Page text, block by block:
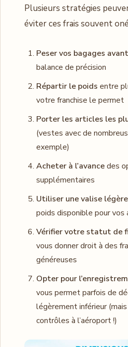
Plusieurs stratégies
éviter ces frais souvent
Peser vos bagages
balance de précision
Répartir le poids entre
votre franchise le permet
Porter les articles les
(vestes avec de
exemple)
Acheter à l’avancedes
supplémentaires
Utiliser une valise légère
poids disponible pour vos
Vérifier votre statut de
vous donner droit à des
généreuses
Opter pour
vous permet parfois de
légèrement inférieur
contrôles à l’aéroport !)